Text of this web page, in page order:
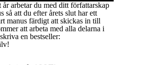
år arbetar du med ditt författarskap
så att du efter årets slut har ett
manus färdigt att skickas in till
att arbeta med alla delarna i
en bestseller: